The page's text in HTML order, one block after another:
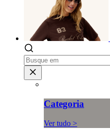
Categoria
Ver tudo >